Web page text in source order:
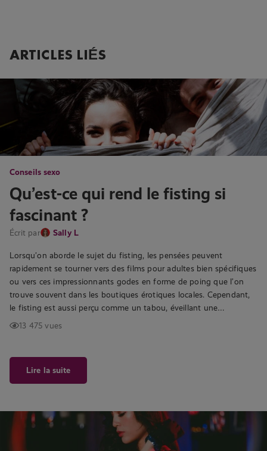
ARTICLES LIÉS
Conseils sexo
Qu’est-ce qui rend le fisting si
fascinant ?
Écrit par Sally L
Lorsqu’on aborde le sujet du fisting, les pensées peuvent
rapidement se tourner vers des films pour adultes bien spécifiques
ou vers ces impressionnants godes en forme de poing que l’on
trouve souvent dans les boutiques érotiques locales. Cependant,
le fisting est aussi perçu comme un tabou, éveillant une…
13 475 vues
Lire la suite